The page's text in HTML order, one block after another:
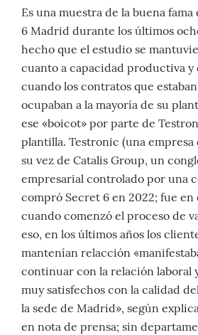
Es una muestra de la buena
6 Madrid durante los últimos
hecho que el estudio se
cuanto a capacidad productiva y
cuando los contratos que
ocupaban a la mayoría de su
ese «boicot» por parte de
plantilla. Testronic (una empresa
su vez de Catalis Group, un
empresarial controlado por una
compró Secret 6 en 2022; fue en
cuando comenzó el proceso de
eso, en los últimos años los
mantenían relacción
continuar con la relación laboral
muy satisfechos con la calidad
la sede de Madrid», según
en nota de prensa; sin